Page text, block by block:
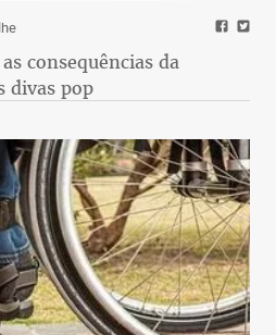
consequências da
divas pop